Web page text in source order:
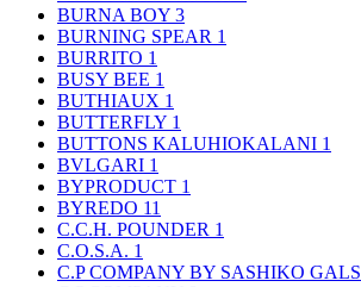
BURNA BOY 3
BURNING SPEAR 1
BURRITO 1
BUSY BEE 1
BUTHIAUX 1
BUTTERFLY 1
BUTTONS KALUHIOKALANI 1
BVLGARI 1
BYPRODUCT 1
BYREDO 11
C.C.H. POUNDER 1
C.O.S.A. 1
C.P COMPANY BY SASHIKO GALS